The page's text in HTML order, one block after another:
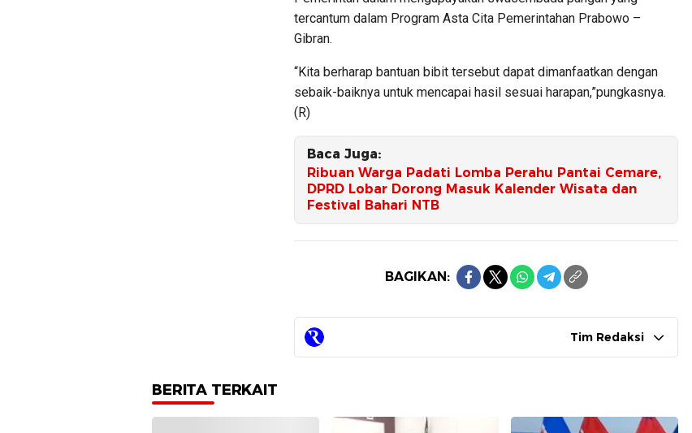
tercantum dalam Program Asta Cita Pemerintahan Prabowo –
Gibran.
“Kita berharap bantuan bibit tersebut dapat dimanfaatkan dengan
sebaik-baiknya untuk mencapai hasil sesuai harapan,”pungkasnya.
(R)
Baca Juga:
Ribuan Warga Padati Lomba Perahu Pantai Cemare,
DPRD Lobar Dorong Masuk Kalender Wisata dan
Festival Bahari NTB
BAGIKAN:
Tim Redaksi
BERITA TERKAIT